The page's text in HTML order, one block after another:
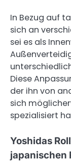
In Bezug auf
sich an
sei es als
Diese
der ihn von
sich
spezialisiert
Yoshidas
japanischen